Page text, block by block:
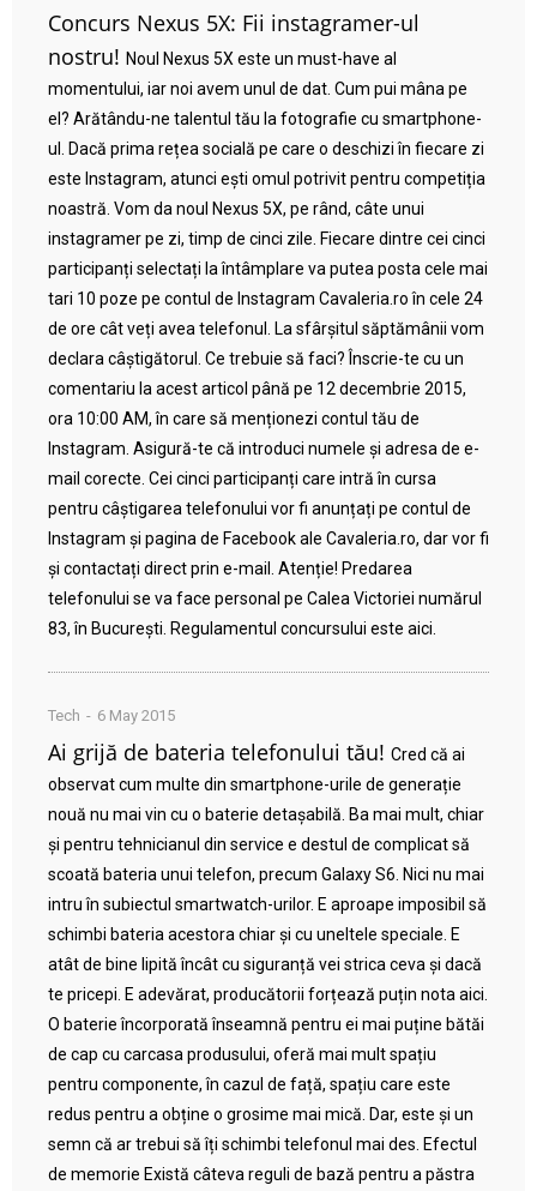
Concurs Nexus 5X: Fii instagramer-ul
nostru! Noul Nexus 5X este un must-have al
momentului, iar noi avem unul de dat. Cum pui mâna pe
el? Arătându-ne talentul tău la fotografie cu smartphone-
ul. Dacă prima rețea socială pe care o deschizi în fiecare zi
este Instagram, atunci ești omul potrivit pentru competiția
noastră. Vom da noul Nexus 5X, pe rând, câte unui
instagramer pe zi, timp de cinci zile. Fiecare dintre cei cinci
participanți selectați la întâmplare va putea posta cele mai
tari 10 poze pe contul de Instagram Cavaleria.ro în cele 24
de ore cât veți avea telefonul. La sfârșitul săptămânii vom
declara câștigătorul. Ce trebuie să faci? Înscrie-te cu un
comentariu la acest articol până pe 12 decembrie 2015,
ora 10:00 AM, în care să menționezi contul tău de
Instagram. Asigură-te că introduci numele și adresa de e-
mail corecte. Cei cinci participanți care intră în cursa
pentru câștigarea telefonului vor fi anunțați pe contul de
Instagram și pagina de Facebook ale Cavaleria.ro, dar vor fi
și contactați direct prin e-mail. Atenție! Predarea
telefonului se va face personal pe Calea Victoriei numărul
83, în București. Regulamentul concursului este aici.
Tech 6 May 2015
Ai grijă de bateria telefonului tău! Cred că ai
observat cum multe din smartphone-urile de generație
nouă nu mai vin cu o baterie detașabilă. Ba mai mult, chiar
și pentru tehnicianul din service e destul de complicat să
scoată bateria unui telefon, precum Galaxy S6. Nici nu mai
intru în subiectul smartwatch-urilor. E aproape imposibil să
schimbi bateria acestora chiar și cu uneltele speciale. E
atât de bine lipită încât cu siguranță vei strica ceva și dacă
te pricepi. E adevărat, producătorii forțează puțin nota aici.
O baterie încorporată înseamnă pentru ei mai puține bătăi
de cap cu carcasa produsului, oferă mai mult spațiu
pentru componente, în cazul de față, spațiu care este
redus pentru a obține o grosime mai mică. Dar, este și un
semn că ar trebui să îți schimbi telefonul mai des. Efectul
de memorie Există câteva reguli de bază pentru a păstra